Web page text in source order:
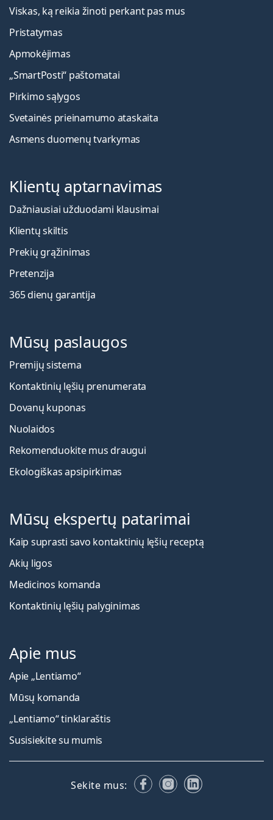
Viskas, ką reikia žinoti perkant pas mus
Pristatymas
Apmokėjimas
„SmartPosti“ paštomatai
Pirkimo sąlygos
Svetainės prieinamumo ataskaita
Asmens duomenų tvarkymas
Klientų aptarnavimas
Dažniausiai užduodami klausimai
Klientų skiltis
Prekių grąžinimas
Pretenzija
365 dienų garantija
Mūsų paslaugos
Premijų sistema
Kontaktinių lęšių prenumerata
Dovanų kuponas
Nuolaidos
Rekomenduokite mus draugui
Ekologiškas apsipirkimas
Mūsų ekspertų patarimai
Kaip suprasti savo kontaktinių lęšių receptą
Akių ligos
Medicinos komanda
Kontaktinių lęšių palyginimas
Apie mus
Apie „Lentiamo“
Mūsų komanda
„Lentiamo“ tinklaraštis
Susisiekite su mumis
Sekite mus: FacebookInstagram
LinkedIn